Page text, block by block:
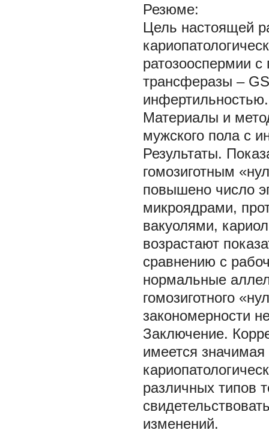
Резюме:
Цель настоящей
ратозооспермии
трансферазы –
инфертильностью.
Материалы и
мужского пола с
Результаты.
гомозиготным
повышено число
микроядрами,
вакуолями,
возрастают
сравнению с
нормальные
гомозиготного
закономерности
Заключение.
имеется
различных типов
изменений.